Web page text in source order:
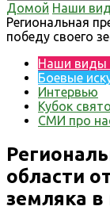
Домой Наши
Региональная
победу своего
Наши виды
Боевые
Интервью
Кубок
СМИ про
области
земляка